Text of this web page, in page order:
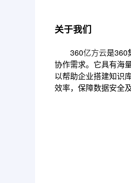
关于我们
360亿方云是360
协作需求。它具有海
以帮助企业搭建知识
效率，保障数据安全